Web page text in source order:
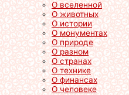
О вселенной
О животных
О истории
О монументах
О природе
О разном
О странах
О технике
О финансах
О человеке